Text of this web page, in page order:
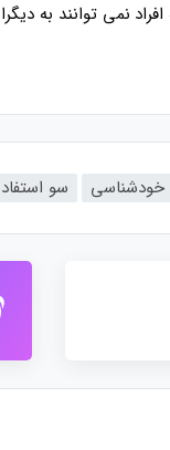
نمی توانند به
خودشناسی سو